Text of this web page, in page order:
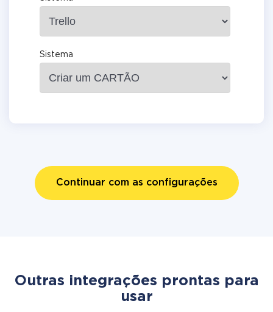
Sistema
Continuar com as configurações
Outras integrações prontas para
usar